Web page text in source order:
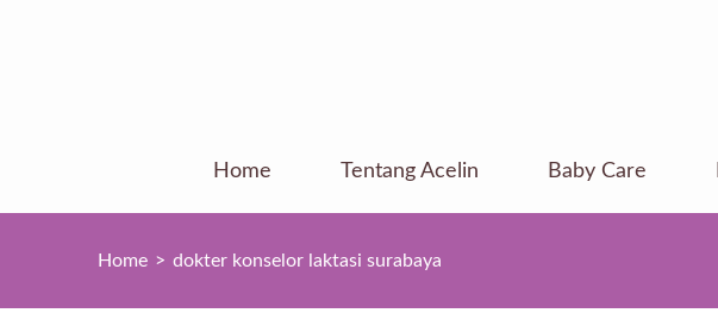
Home Tentang Acelin Baby Care
Home > dokter konselor laktasi surabaya